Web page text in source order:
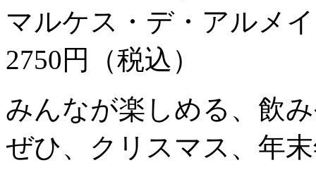
マルケス・デ・アルメ
2750円（税込）
みんなが楽しめる、飲
ぜひ、クリスマス、年